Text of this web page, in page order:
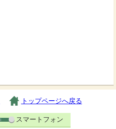
トップページへ戻る
スマートフォン